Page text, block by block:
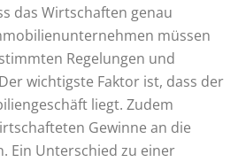
das Wirtschaften genau
müssen
Regelungen und
wichtigste Faktor ist, dass der
liegt. Zudem
Gewinne an die
Ein Unterschied zu einer